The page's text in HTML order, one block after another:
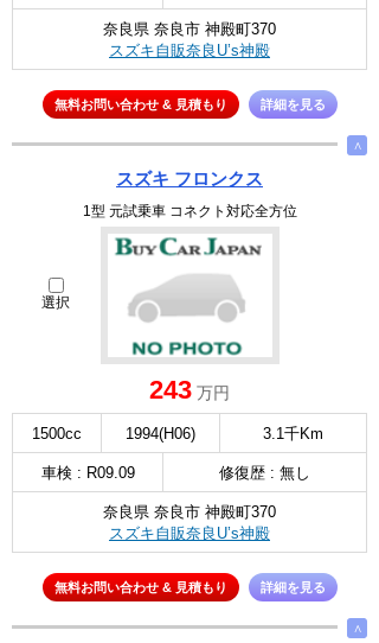
奈良県 奈良市 神殿町370
スズキ自販奈良U’s神殿
無料お問い合わせ & 見積もり 詳細を見る
∧
スズキ フロンクス
1型 元試乗車 コネクト対応全方位
選択
243 万円
1500cc 1994(H06) 3.1千Km
車検 : R09.09 修復歴 : 無し
奈良県 奈良市 神殿町370
スズキ自販奈良U’s神殿
無料お問い合わせ & 見積もり 詳細を見る
∧